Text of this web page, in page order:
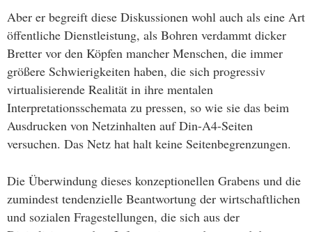
Aber er begreift diese Diskussionen wohl auch als eine Art
öffentliche Dienstleistung, als Bohren verdammt dicker
Bretter vor den Köpfen mancher Menschen, die immer
größere Schwierigkeiten haben, die sich progressiv
virtualisierende Realität in ihre mentalen
Interpretationsschemata zu pressen, so wie sie das beim
Ausdrucken von Netzinhalten auf Din-A4-Seiten
versuchen. Das Netz hat halt keine Seitenbegrenzungen.
Die Überwindung dieses konzeptionellen Grabens und die
zumindest tendenzielle Beantwortung der wirtschaftlichen
und sozialen Fragestellungen, die sich aus der